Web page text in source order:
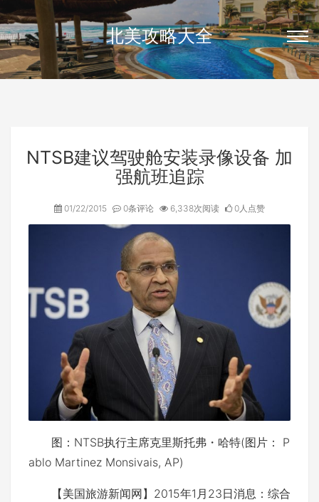
北美攻略大全
NTSB建议驾驶舱安装录像设备 加
强航班追踪
01/22/2015 0条评论 6,338次阅读 0人点赞
图：NTSB执行主席克里斯托弗・哈特(图片： P
ablo Martinez Monsivais, AP)
【美国旅游新闻网】2015年1月23日消息：综合